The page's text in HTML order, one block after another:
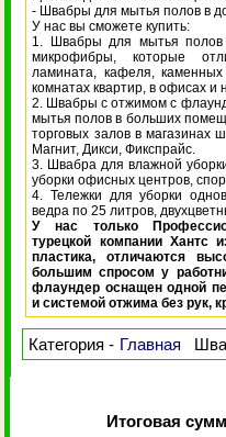
- Швабры для мытья полов в
У нас вы сможете купить:
1. Швабры для мытья
микрофибры, которые
ламината, кафеля,
комнатах квартир, в офисах и
2. Швабры с отжимом с
мытья полов в больших
торговых залов в магазинах
Магнит, Дикси, Фикспрайс.
3. Швабра для влажной
уборки офисных центров,
4. Тележки для уборки
ведра по 25 литров,
У нас только
турецкой компании Хантс
пластика, отличаются
большим спросом у
флаундер оснащен одной
и системой отжима без рук,
Категория - Главная
Итоговая